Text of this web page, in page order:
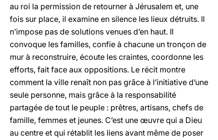
au roi la permission de retourner à Jérusalem et, une
fois sur place, il examine en silence les lieux détruits. Il
n’impose pas de solutions venues d’en haut. Il
convoque les familles, confie à chacune un tronçon de
mur à reconstruire, écoute les craintes, coordonne les
efforts, fait face aux oppositions. Le récit montre
comment la ville renaît non pas grâce à l’initiative d’une
seule personne, mais grâce à la responsabilité
partagée de tout le peuple : prêtres, artisans, chefs de
famille, femmes et jeunes. C’est une œuvre qui a Dieu
au centre et qui rétablit les liens avant même de poser